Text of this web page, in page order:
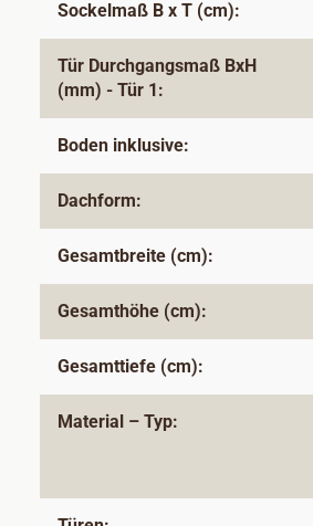
Sockelmaß B x T (cm):
Tür Durchgangsmaß BxH
(mm) - Tür 1:
Boden inklusive:
Dachform:
Gesamtbreite (cm):
Gesamthöhe (cm):
Gesamttiefe (cm):
Material – Typ: